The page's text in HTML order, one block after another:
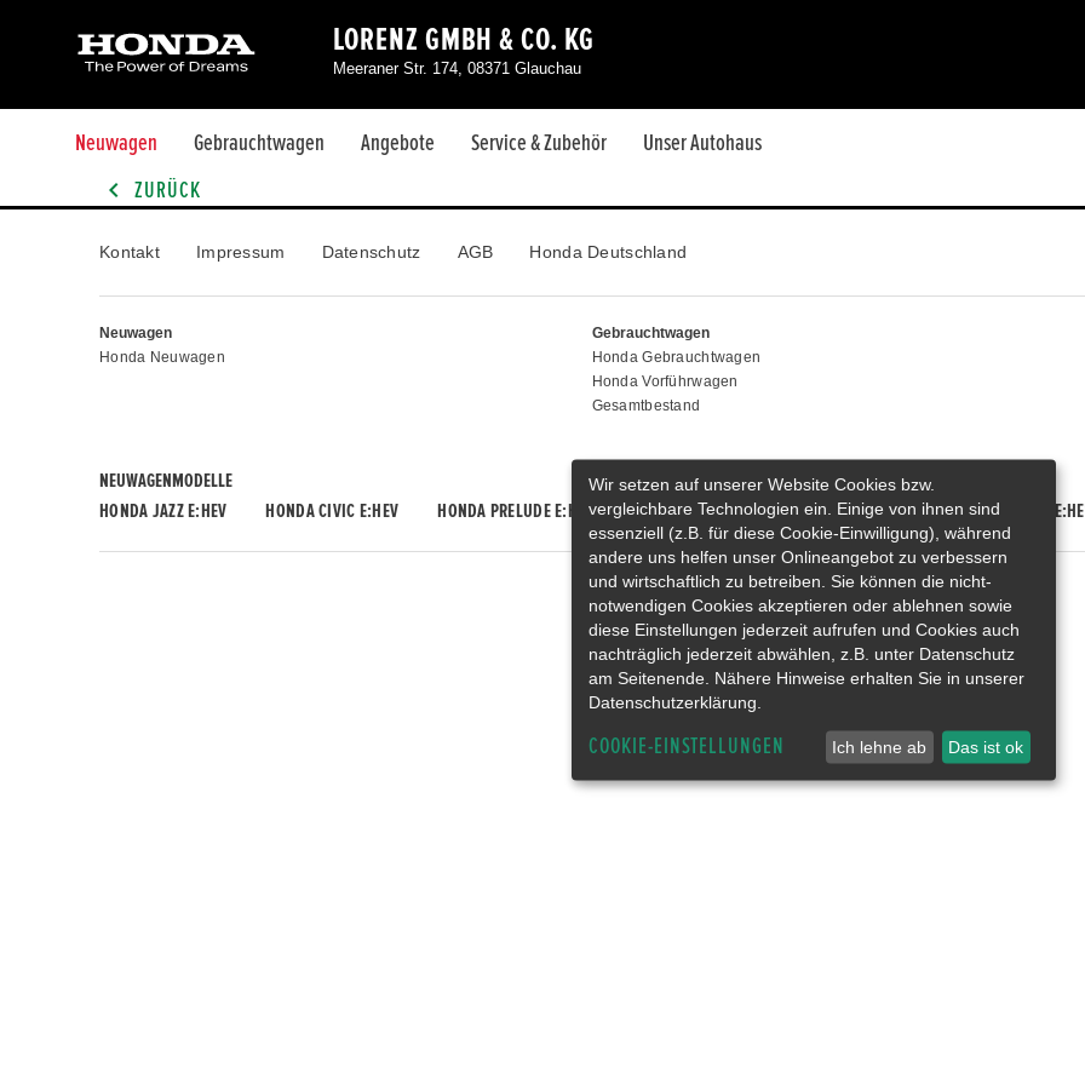
LORENZ GMBH & CO. KG
Meeraner Str. 174, 08371 Glauchau
Neuwagen Gebrauchtwagen Angebote Service & Zubehör Unser Autohaus
ZURÜCK
Kontakt Impressum Datenschutz AGB Honda Deutschland
Neuwagen
Honda Neuwagen
Gebrauchtwagen
Honda Gebrauchtwagen
Honda Vorführwagen
Gesamtbestand
NEUWAGENMODELLE
HONDA JAZZ E:HEV
HONDA CIVIC E:HEV HONDA PRELUDE E:HEV HONDA HR-V E:HEV HONDA ZR-V E:HEV HONDA CR-V
Wir setzen auf unserer Website Cookies bzw.
vergleichbare Technologien ein. Einige von ihnen sind
essenziell (z.B. für diese Cookie-Einwilligung), während
andere uns helfen unser Onlineangebot zu verbessern
und wirtschaftlich zu betreiben. Sie können die nicht-
notwendigen Cookies akzeptieren oder ablehnen sowie
diese Einstellungen jederzeit aufrufen und Cookies auch
nachträglich jederzeit abwählen, z.B. unter Datenschutz
am Seitenende. Nähere Hinweise erhalten Sie in unserer
Datenschutzerklärung.
COOKIE-EINSTELLUNGEN Ich lehne ab Das ist ok